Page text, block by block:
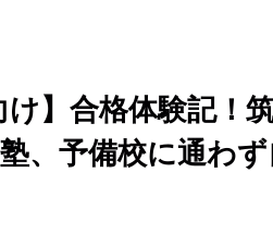
け】合格体験記！
、予備校に通わ